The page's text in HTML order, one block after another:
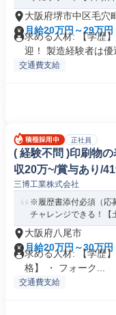
大阪府堺市中区毛穴
月給20万円～29万円
求める人材: 【学歴
迎！ 製造経験者は優
交通費支給
正社員
( 経験不問 )印刷物
収20万~/賞与あり/
三博工業株式会社
※履歴書添付必須（応
チャレンジできる！【
大阪府八尾市
月給20万円～30万円
求める人材: 【学歴
格】 ・ フォーク...
交通費支給